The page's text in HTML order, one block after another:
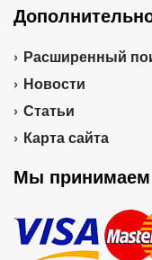
Расширенный
Новости
Статьи
Карта сайта
Мы принимаем